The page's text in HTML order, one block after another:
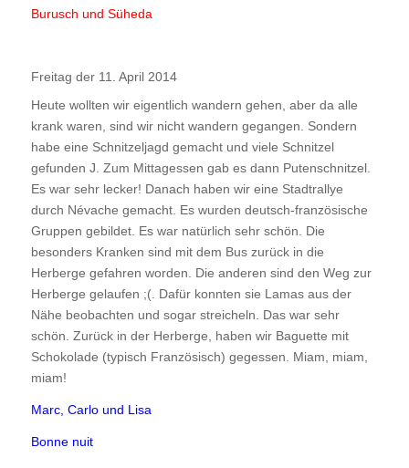
Burusch und Süheda
Freitag der 11. April 2014
Heute wollten wir eigentlich wandern gehen, aber da alle
krank waren, sind wir nicht wandern gegangen. Sondern
habe eine Schnitzeljagd gemacht und viele Schnitzel
gefunden J. Zum Mittagessen gab es dann Putenschnitzel.
Es war sehr lecker! Danach haben wir eine Stadtrallye
durch Névache gemacht. Es wurden deutsch-französische
Gruppen gebildet. Es war natürlich sehr schön. Die
besonders Kranken sind mit dem Bus zurück in die
Herberge gefahren worden. Die anderen sind den Weg zur
Herberge gelaufen ;(. Dafür konnten sie Lamas aus der
Nähe beobachten und sogar streicheln. Das war sehr
schön. Zurück in der Herberge, haben wir Baguette mit
Schokolade (typisch Französisch) gegessen. Miam, miam,
miam!
Marc, Carlo und Lisa
Bonne nuit